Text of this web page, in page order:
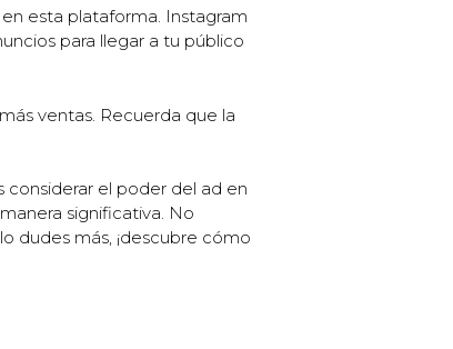
esta plataforma. Instagram
para llegar a tu público
ventas. Recuerda que la
el poder del ad en
significativa. No
dudes más, ¡descubre cómo